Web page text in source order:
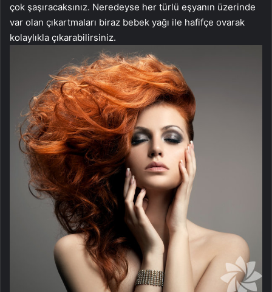
çok şaşıracaksınız. Neredeyse her türlü eşyanın üzerinde
var olan çıkartmaları biraz bebek yağı ile hafifçe ovarak
kolaylıkla çıkarabilirsiniz.